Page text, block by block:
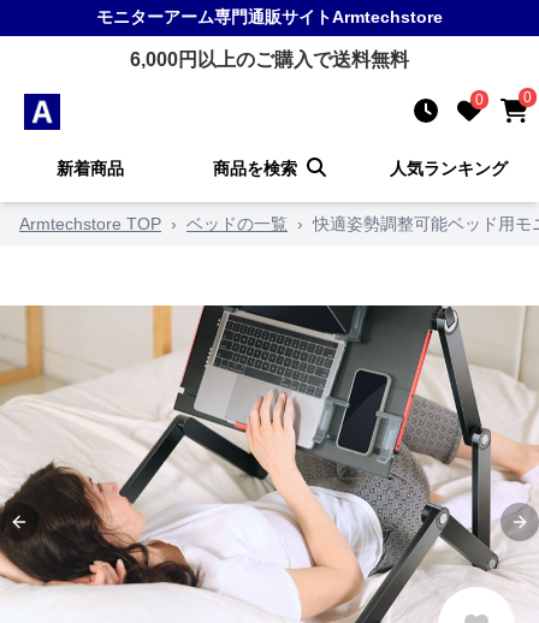
モニターアーム専門通販サイトArmtechstore
6,000円以上のご購入で送料無料
0 0
新着商品 商品を検索 人気ランキング
Armtechstore TOP › ベッドの一覧 › 快適姿勢調整可能ベッド用モ
Previous slide